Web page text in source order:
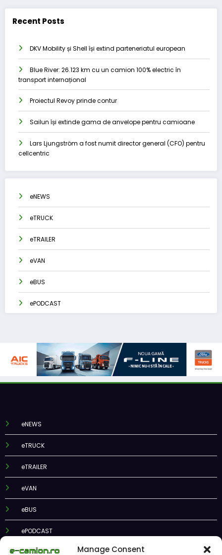
Manage Consent
Recent Posts
DKV Mobility și Shell își extind parteneriatul european
Blue River: 26.123 km cu un camion 100% electric în
transport internațional
Proiectul Revoy prinde contur
Sailun își extinde gama de anvelope pentru camioane
Lars Ljungström a fost numit director general (CFO) pentru
cellcentric
eNEWS
eTRUCK
eTRAILER
eVAN
eBUS
ePODCAST
eNEWS
eTRUCK
eTRAILER
eVAN
eBUS
ePODCAST